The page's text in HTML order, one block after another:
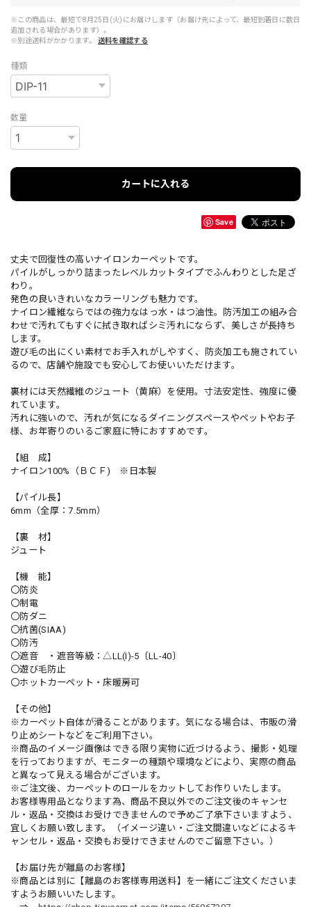
※この商品は、最短で8月25日(火)にお届けします（お届け先によって、最短到着日に数日
追加される場合があります）。
※別途送料がかかります。
送料を確認する
種類
数量
カートに入れる
Save
丈夫で回復性の高いナイロンカーペットです。
パイルがしっかり詰まったレベルカットタイプでふんわりとした足ざ
わり。
発色の良いきれいなカラーリングも魅力です。
ナイロン繊維ならではの強力なはっ水・はつ油性。防汚加工の組み合
わせで汚れてもすぐに拭き取ればシミ汚れにならず、美しさが長持ち
します。
遊び毛の出にくい素材でお手入れがしやすく、防炎加工も施されてい
るので、店舗や施設でも安心してお使いいただけます。
裏材には天然繊維のジュート（黄麻）を使用。寸法安定性、強度に優
れています。
汚れに強いので、汚れが気になるダイニングスペースやペットやお子
様、お年寄りのいるご家庭に特におすすめです。
【組 成】
ナイロン100%（ＢＣＦ) ※日本製
【パイル長】
6mm（全厚：7.5mm）
【裏 材】
ジュート
【機 能】
〇防炎
〇制電
〇防ダニ
〇抗菌(SIAA)
〇防汚
〇遮音 ・遮音等級：△LL(I)-5〔LL-40〕
〇遊び毛防止
〇ホットカーペット・床暖房可
【その他】
※カーペット自体が滑ることがあります。気になる場合は、市販の滑
り止めシートなどをご利用下さい。
※商品のイメージ画像はできる限り実物に近づけるよう、撮影・処理
を行っておりますが、モニターの種類や環境などにより、実際の商品
と異なって見える場合がございます。
※ご注文後、カーペットのロールをカットしてお作りいたします。
お客様専用品となります為、商品不良以外でのご注文後のキャンセ
ル・返品・交換はお受けできませんので予めご了承下さいますよう、
宜しくお願い致します。（イメージ違い・ご注文間違いなどによるキ
ャンセル・返品・交換もお受けできませんのでご留意下さい。）
【お届け先が離島のお客様】
※商品とは別に【離島のお客様専用送料】を一緒にご注文くださいま
すようお願いいたします。